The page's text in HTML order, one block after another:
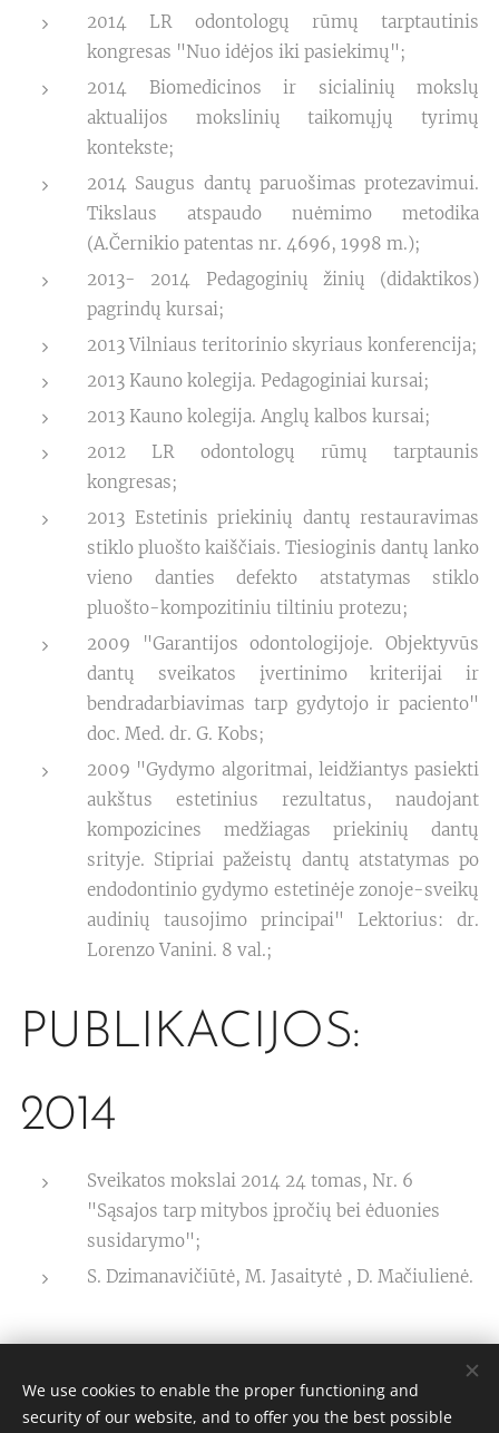
2014 LR odontologų rūmų tarptautinis
kongresas "Nuo idėjos iki pasiekimų";
2014 Biomedicinos ir sicialinių mokslų
aktualijos mokslinių taikomųjų tyrimų
kontekste;
2014 Saugus dantų paruošimas protezavimui.
Tikslaus atspaudo nuėmimo metodika
(A.Černikio patentas nr. 4696, 1998 m.);
2013- 2014 Pedagoginių žinių (didaktikos)
pagrindų kursai;
2013 Vilniaus teritorinio skyriaus konferencija;
2013 Kauno kolegija. Pedagoginiai kursai;
2013 Kauno kolegija. Anglų kalbos kursai;
2012 LR odontologų rūmų tarptaunis
kongresas;
2013 Estetinis priekinių dantų restauravimas
stiklo pluošto kaiščiais. Tiesioginis dantų lanko
vieno danties defekto atstatymas stiklo
pluošto-kompozitiniu tiltiniu protezu;
2009 "Garantijos odontologijoje. Objektyvūs
dantų sveikatos įvertinimo kriterijai ir
bendradarbiavimas tarp gydytojo ir paciento"
doc. Med. dr. G. Kobs;
2009 "Gydymo algoritmai, leidžiantys pasiekti
aukštus estetinius rezultatus, naudojant
kompozicines medžiagas priekinių dantų
srityje. Stipriai pažeistų dantų atstatymas po
endodontinio gydymo estetinėje zonoje-sveikų
audinių tausojimo principai" Lektorius: dr.
Lorenzo Vanini. 8 val.;
PUBLIKACIJOS:
2014
Sveikatos mokslai 2014 24 tomas, Nr. 6
"Sąsajos tarp mitybos įpročių bei ėduonies
susidarymo";
S. Dzimanavičiūtė, M. Jasaitytė , D. Mačiulienė.
We use cookies to enable the proper functioning and
security of our website, and to offer you the best possible